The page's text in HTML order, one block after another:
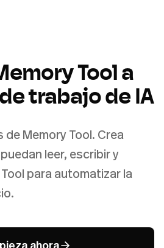
Tool a
trabajo de IA
Memory Tool. Crea
leer, escribir y
para automatizar la